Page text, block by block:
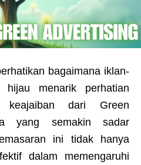
bagaimana iklan-
menarik perhatian
dari Green
yang semakin sadar
ini tidak hanya
dalam memengaruhi